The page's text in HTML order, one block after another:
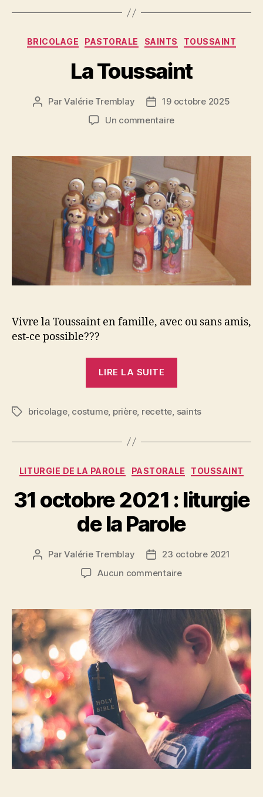
Catégories
BRICOLAGE PASTORALE SAINTS TOUSSAINT
La Toussaint
Auteur
ParValérie Tremblay
Date19 octobre 2025
Un commentairesur
Vivre la Toussaint en famille, avec ou sans amis,
est-ce possible???
LIRE LA SUITE
Étiquettes
bricolage, costume, prière, recette saints
Catégories
LITURGIE DE LA PAROLE PASTORALE TOUSSAINT
31 octobre 2021 : liturgie
de la Parole
Auteur
ParValérie Tremblay
Date23 octobre 2021
Aucun commentairesur
2021
liturgie
de